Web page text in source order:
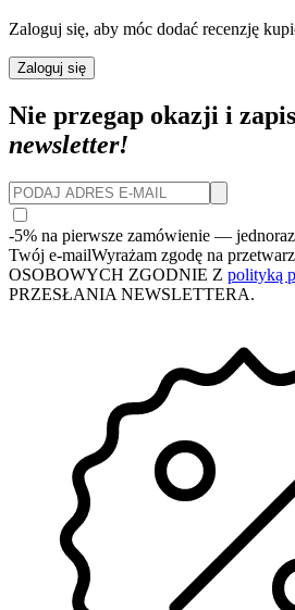
Zaloguj się, aby móc dodać recenzję
Zaloguj się
Nie przegap okazji i
newsletter!
-5% na pierwsze zamówienie —
Twój e-mailWyrażam zgodę na
OSOBOWYCH ZGODNIE Z polityką
PRZESŁANIA NEWSLETTERA.